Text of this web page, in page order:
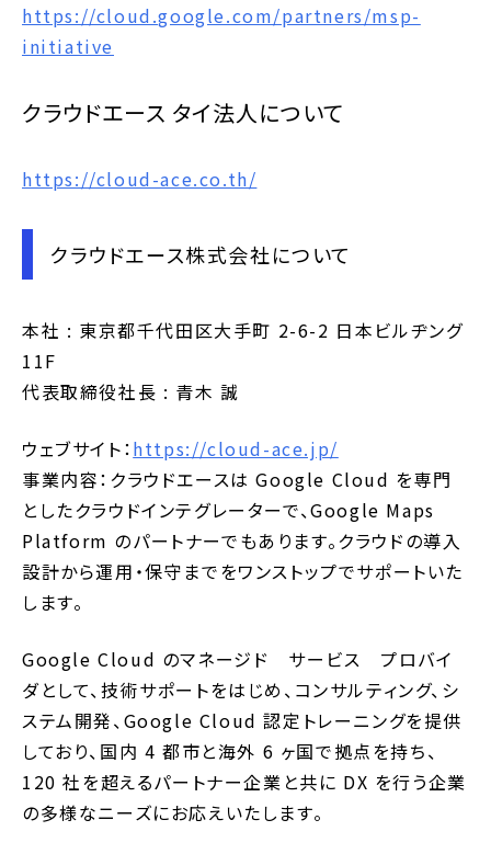
https://cloud.google.com/partners/msp-
initiative
クラウドエース タイ法人について
https://cloud-ace.co.th/
クラウドエース株式会社について
本社 : 東京都千代田区大手町 2-6-2 日本ビルヂング
11F
代表取締役社長 : 青木 誠
ウェブサイト：https://cloud-ace.jp/
事業内容：クラウドエースは Google Cloud を専門
としたクラウドインテグレーターで、Google Maps
Platform のパートナーでもあります。クラウドの導入
設計から運用・保守までをワンストップでサポートいた
します。
Google Cloud のマネージド サービス プロバイ
ダとして、技術サポートをはじめ、コンサルティング、シ
ステム開発、Google Cloud 認定トレーニングを提供
しており、国内 4 都市と海外 6 ヶ国で拠点を持ち、
120 社を超えるパートナー企業と共に DX を行う企業
の多様なニーズにお応えいたします。